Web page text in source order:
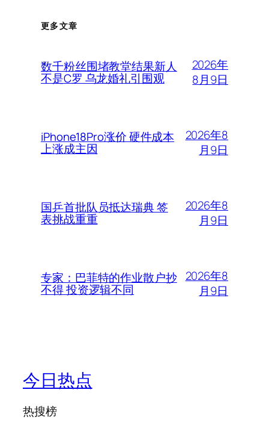
更多文章
数千粉丝围堵教堂结果新人
不是C罗 乌龙婚礼引围观
2026年
8月9日
iPhone18Pro涨价 硬件成本
上涨成主因
2026年8
月9日
国乒首批队员抵达瑞典 签
表挑战重重
2026年8
月9日
专家：巴菲特的作业散户抄
不得 投资逻辑不同
2026年8
月9日
今日热点
热搜榜